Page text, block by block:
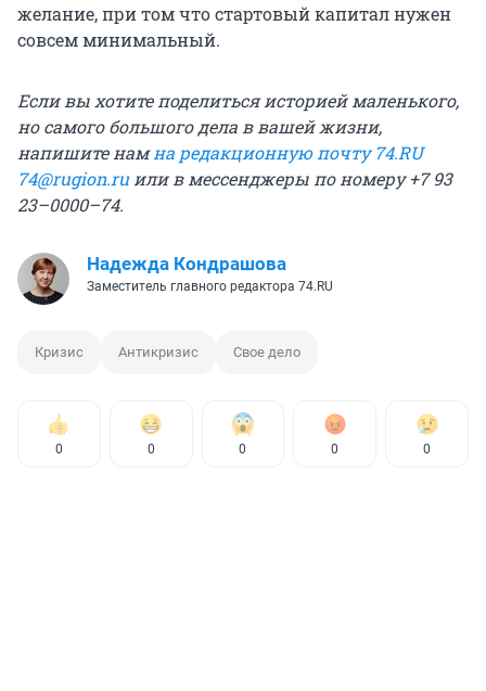
желание, при том что стартовый капитал нужен
совсем минимальный.
Если вы хотите поделиться историей маленького,
но самого большого дела в вашей жизни,
напишите намна редакционную почту 74.RU
74@rugion.ruили в мессенджеры по номеру +7 93
23–0000–74.
Надежда Кондрашова
Заместитель главного редактора 74.RU
Кризис Антикризис Свое дело
0 0 0 0 0